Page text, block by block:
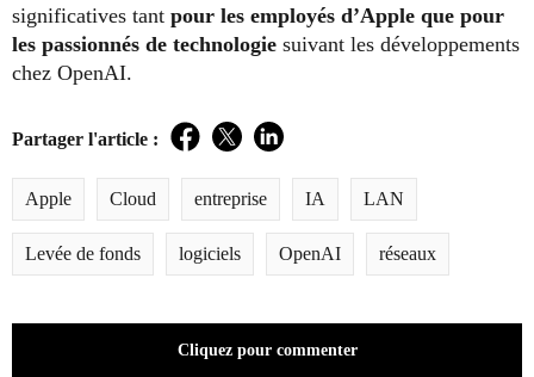
significatives tant pour les employés d’Apple que pour
les passionnés de technologie suivant les développements
chez OpenAI.
Partager l'article : Facebook
TwitterLinkedIn
Apple Cloud entreprise IA LAN
Levée de fonds logiciels OpenAI réseaux
Cliquez pour commenter